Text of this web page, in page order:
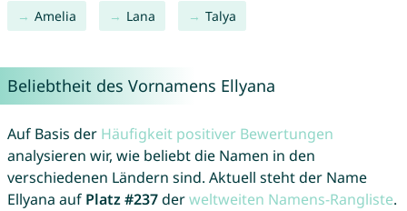
Amelia Lana Talya
Beliebtheit des Vornamens Ellyana
Auf Basis der Häufigkeit positiver Bewertungen
analysieren wir, wie beliebt die Namen in den
verschiedenen Ländern sind. Aktuell steht der Name
Ellyana auf Platz #237derweltweiten Namens-Rangliste.